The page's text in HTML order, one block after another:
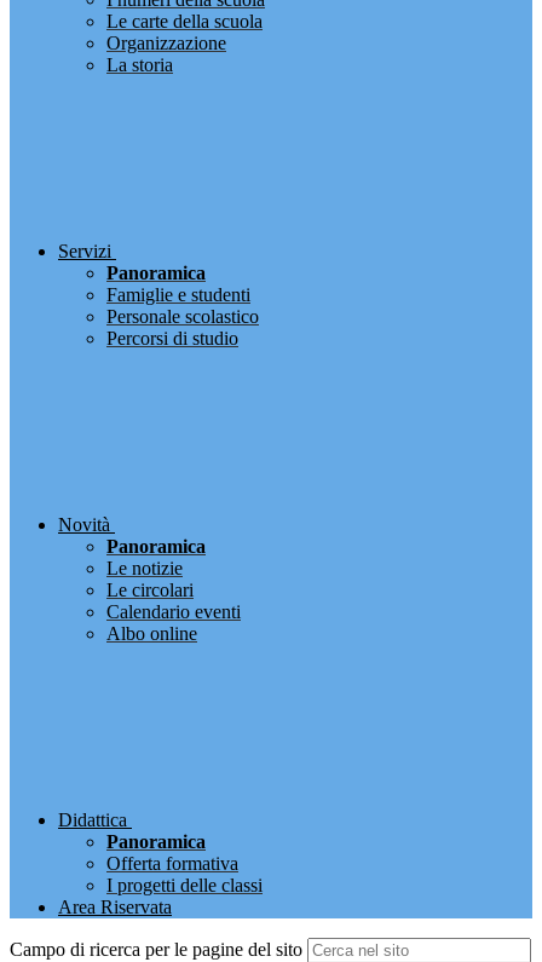
Le carte della scuola
Organizzazione
La storia
Servizi
Panoramica
Famiglie e studenti
Personale scolastico
Percorsi di studio
Novità
Panoramica
Le notizie
Le circolari
Calendario eventi
Albo online
Didattica
Panoramica
Offerta formativa
I progetti delle classi
Area Riservata
Campo di ricerca per le pagine del sito